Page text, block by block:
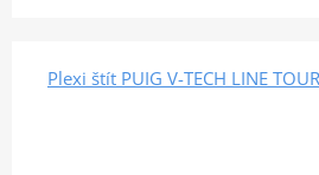
Plexi štít PUIG V-TECH LINE